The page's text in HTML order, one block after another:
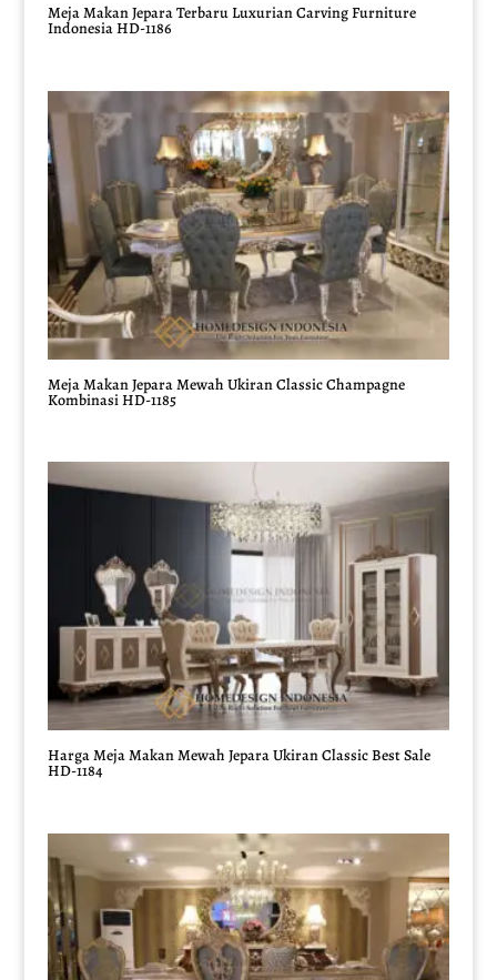
Meja Makan Jepara Terbaru Luxurian Carving Furniture
Indonesia HD-1186
Meja Makan Jepara Mewah Ukiran Classic Champagne
Kombinasi HD-1185
Harga Meja Makan Mewah Jepara Ukiran Classic Best Sale
HD-1184